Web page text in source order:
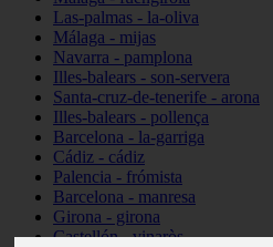
Las-palmas - la-oliva
Málaga - mijas
Navarra - pamplona
Illes-balears - son-servera
Santa-cruz-de-tenerife - arona
Illes-balears - pollença
Barcelona - la-garriga
Cádiz - cádiz
Palencia - frómista
Barcelona - manresa
Girona - girona
Castellón - vinaròs